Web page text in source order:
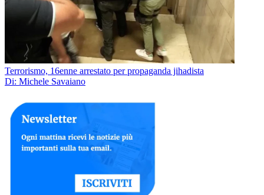
Terrorismo, 16enne arrestato per propaganda jihadista
Di: Michele Savaiano